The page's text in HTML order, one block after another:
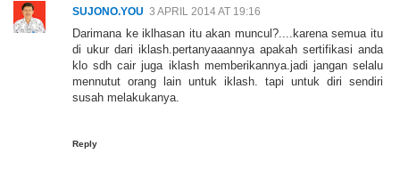
SUJONO.YOU 3 APRIL 2014 AT 19:16
Darimana ke iklhasan itu akan muncul?....karena semua itu
di ukur dari iklash.pertanyaaannya apakah sertifikasi anda
klo sdh cair juga iklash memberikannya.jadi jangan selalu
mennutut orang lain untuk iklash. tapi untuk diri sendiri
susah melakukanya.
Reply